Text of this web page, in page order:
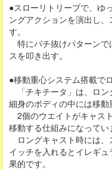
●スローリトリーブで、ゆ
ングアクションを演出し
す。
特にバチ抜けパターンで
スを叩き出す。
●移動重心システム搭載で
「チキチータ」は、ロン
細身のボディの中には移動
2個のウエイトがキャス
移動する仕組みになってい
ロングキャスト時には、
イッチを入れるとイレギ
果的です。